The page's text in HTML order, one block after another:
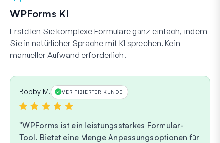
WPForms KI
Erstellen Sie komplexe Formulare ganz einfach, indem
Sie in natürlicher Sprache mit KI sprechen. Kein
manueller Aufwand erforderlich.
Bobby M. VERIFIZIERTER KUNDE
WPForms ist ein leistungsstarkes Formular-
Tool. Bietet eine Menge Anpassungsoptionen für